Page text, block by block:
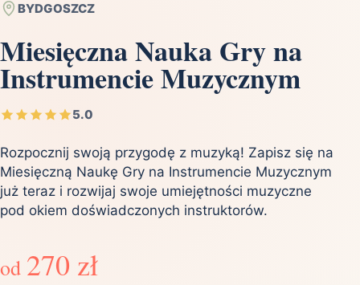
BYDGOSZCZ
Miesięczna Nauka Gry na
Instrumencie Muzycznym
5.0
Rozpocznij swoją przygodę z muzyką! Zapisz się na
Miesięczną Naukę Gry na Instrumencie Muzycznym
już teraz i rozwijaj swoje umiejętności muzyczne
pod okiem doświadczonych instruktorów.
od 270 zł